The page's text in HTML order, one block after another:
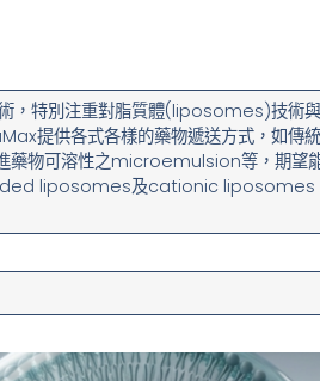
，特別注重對脂質體(liposomes)技術
提供各式各樣的藥物遞送方式，如傳
可溶性之microemulsion等，期望
liposomes及cationic liposomes